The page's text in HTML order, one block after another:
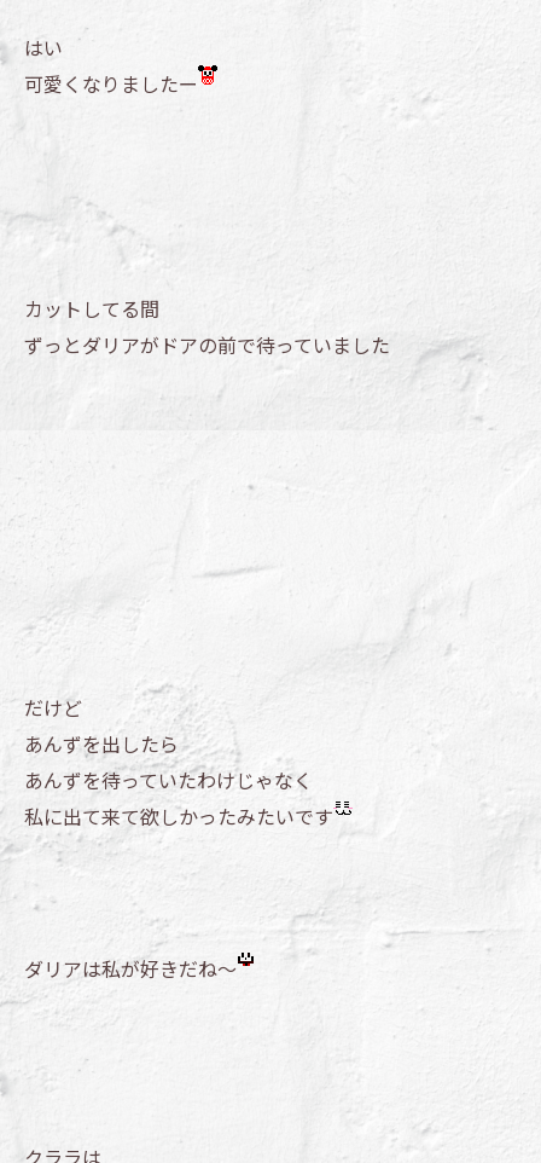
はい
可愛くなりましたー
カットしてる間
ずっとダリアがドアの前で待っていました
だけど
あんずを出したら
あんずを待っていたわけじゃなく
私に出て来て欲しかったみたいです
ダリアは私が好きだね～
クララは